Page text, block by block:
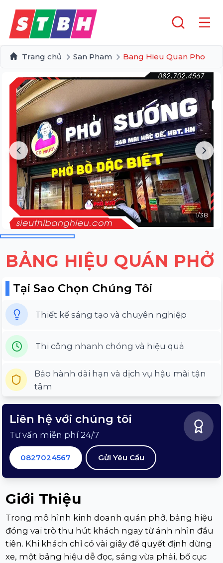
Trang chủ San Pham Bang Hieu Quan Pho
BẢNG HIỆU QUÁN PHỞ
Tại Sao Chọn Chúng Tôi
Thiết kế sáng tạo và chuyên nghiệp
Thi công nhanh chóng và hiệu quả
Bảo hành dài hạn và dịch vụ hậu mãi tận
tâm
Liên hệ với chúng tôi
Tư vấn miễn phí 24/7
0827024567 Gửi Yêu Cầu
1/38
Giới Thiệu
Trong mô hình kinh doanh quán phở, bảng hiệu
đóng vai trò thu hút khách ngay từ ánh nhìn đầu
tiên. Khi khách chỉ có vài giây để quyết định dừng
xe, một bảng hiệu dễ đọc, sáng vừa phải, bố cục